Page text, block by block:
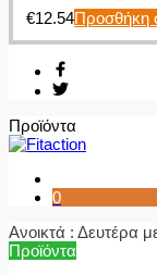
€12.54Προσθήκη
Προϊόντα
0
Ανοικτά : Δευτέρα
Προϊόντα